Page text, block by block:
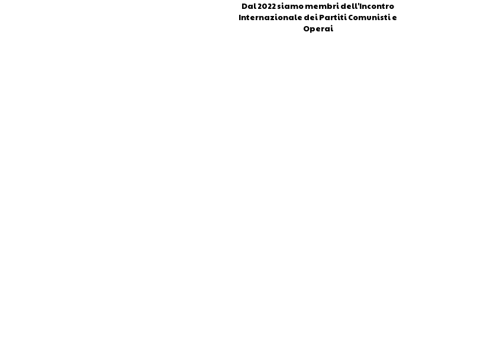
Dal 2022 siamo membri dell'Incontro
Internazionale dei Partiti Comunisti e
Operai